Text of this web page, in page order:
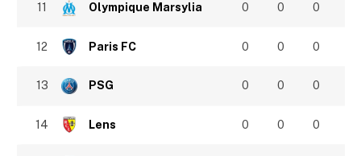
11 Olympique Marsylia 0 0 0
12 Paris FC 0 0 0
13 PSG 0 0 0
14 Lens 0 0 0